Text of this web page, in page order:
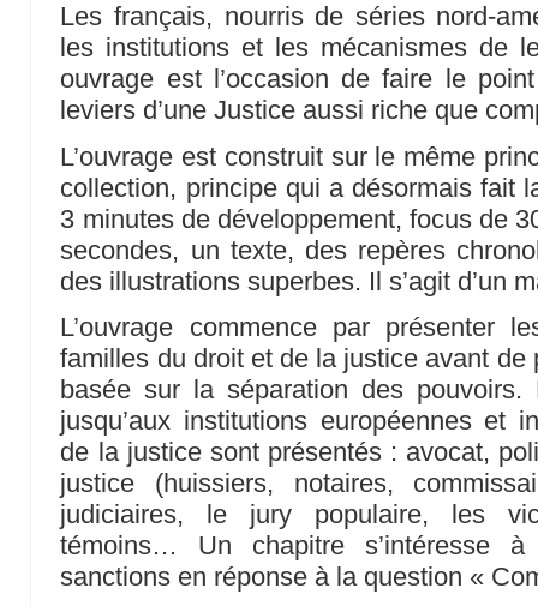
Les français, nourris de séries nord-
les institutions et les mécanismes de
ouvrage est l’occasion de faire le
leviers d’une Justice aussi riche que
L’ouvrage est construit sur le même
collection, principe qui a désormais fait
3 minutes de développement, focus de
secondes, un texte, des repères
des illustrations superbes. Il s’agit d’un
L’ouvrage commence par présenter
familles du droit et de la justice avant de
basée sur la séparation des pouvoirs.
jusqu’aux institutions européennes et
de la justice sont présentés : avocat,
justice (huissiers, notaires,
judiciaires, le jury populaire, les
témoins… Un chapitre s’intéresse
sanctions en réponse à la question «